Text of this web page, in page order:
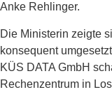
Anke Rehlinger.
Die Ministerin zeigte
konsequent
KÜS DATA GmbH
Rechenzentrum in